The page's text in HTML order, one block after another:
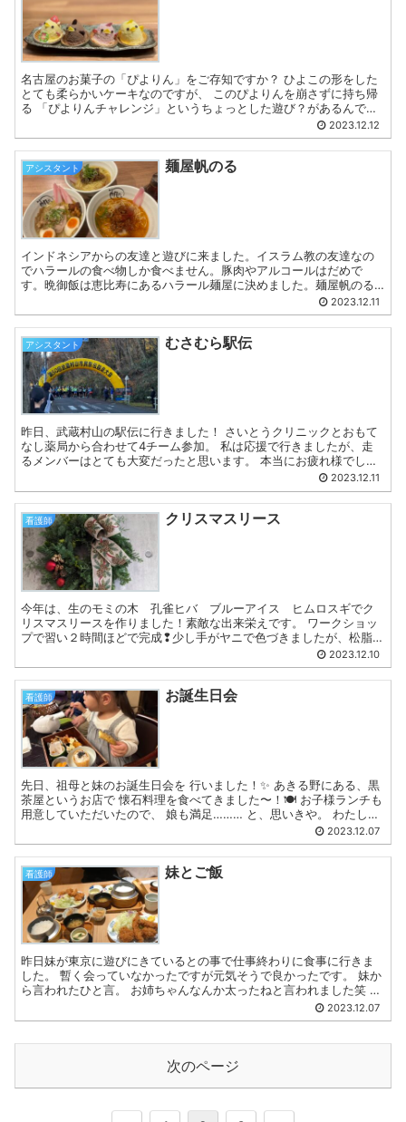
名古屋のお菓子の「ぴよりん」をご存知ですか？ ひよこの形をした
とても柔らかいケーキなのですが、 このぴよりんを崩さずに持ち帰
る 「ぴよりんチャレンジ」というちょっとした遊び？があるんです
笑 ババロアとスポンジ生地でできているので 揺れや温度...2023.12.12
アシスタント 麺屋帆のる
インドネシアからの友達と遊びに来ました。イスラム教の友達なの
でハラールの食べ物しか食べません。豚肉やアルコールはだめで
す。晩御飯は恵比寿にあるハラール麺屋に決めました。麺屋帆のる
という店の名前です。 美味しかったです♪ アシスタント リヴィ...
2023.12.11
アシスタント むさむら駅伝
昨日、武蔵村山の駅伝に行きました！ さいとうクリニックとおもて
なし薬局から合わせて4チーム参加。 私は応援で行きましたが、走
るメンバーはとても大変だったと思います。 本当にお疲れ様でし
2023.12.11
看護師 クリスマスリース
今年は、生のモミの木 孔雀ヒバ ブルーアイス ヒムロスギでク
リスマスリースを作りました！素敵な出来栄えです。 ワークショッ
プで習い２時間ほどで完成❢少し手がヤニで色づきましたが、松脂の
香りで癒やされてリフレッシュできました。✨あとはサンタク...
2023.12.10
看護師 お誕生日会
先日、祖母と妹のお誕生日会を 行いました！✨ あきる野にある、黒
茶屋というお店で 懐石料理を食べてきました〜！🍽 お子様ランチも
用意していただいたので、 娘も満足……… と、思いきや。 わたしの
2023.12.07
看護師 妹とご飯
昨日妹が東京に遊びにきているとの事で仕事終わりに食事に行きま
した。 暫く会っていなかったですが元気そうで良かったです。 妹か
ら言われたひと言。 お姉ちゃんなんか太ったねと言われました笑 東
京に来て8キロ体重が増加し、最近会っていない友人にも...2023.12.07
次のページ